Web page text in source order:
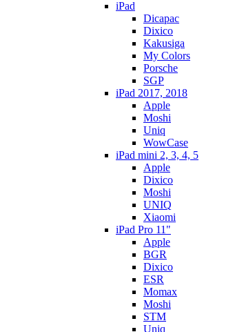
iPad
Dicapac
Dixico
Kakusiga
My Colors
Porsche
SGP
iPad 2017, 2018
Apple
Moshi
Uniq
WowCase
iPad mini 2, 3, 4, 5
Apple
Dixico
Moshi
UNIQ
Xiaomi
iPad Pro 11"
Apple
BGR
Dixico
ESR
Momax
Moshi
STM
Uniq